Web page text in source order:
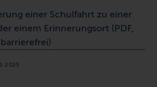
einer Schulfahrt zu einer
einem Erinnerungsort (PDF,